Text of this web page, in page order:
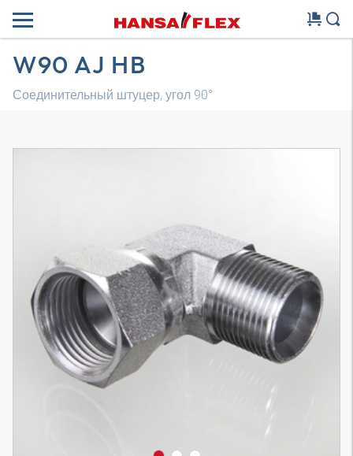
W90 AJ HB
Соединительный штуцер, угол 90°
Трехмерная модель